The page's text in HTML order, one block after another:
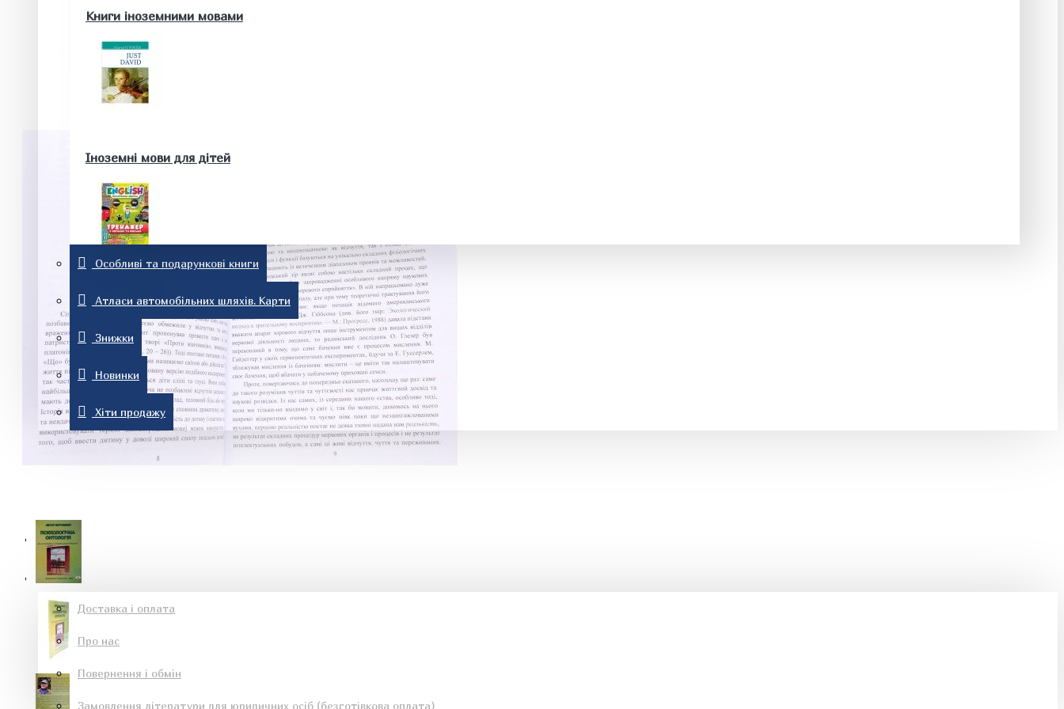
Батькам та майбутнім батькам
Історія
Комп'ютерна література
Здоров'я та краса
Домашні тварини. Акваріум
Книги іноземними мовами
Іноземні мови для дітей
Словники та розмовники
Особливі та подарункові книги
Атласи автомобільних шляхів. Карти
Знижки
Новинки
Хіти продажу
Хіти продажу
Інформація
Доставка і оплата
Про нас
Повернення і обмін
Замовлення літератури для юридичних осіб (безготівкова оплата)